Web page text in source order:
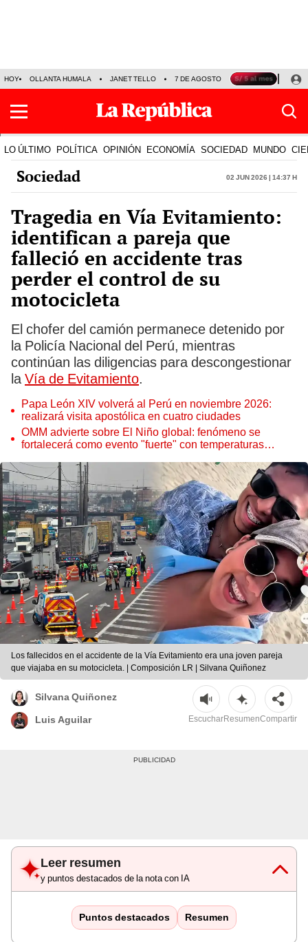
HOY OLLANTA HUMALA JANET TELLO 7 DE AGOSTO TINKA RESULTADOS
LO ÚLTIMO POLÍTICA OPINIÓN ECONOMÍA SOCIEDAD MUNDO
Sociedad 02 Jun 2026 | 14:37 h
Tragedia en Vía Evitamiento:
identifican a pareja que
falleció en accidente tras
perder el control de su
motocicleta
El chofer del camión permanece detenido por
la Policía Nacional del Perú, mientras
continúan las diligencias para descongestionar
la Vía de Evitamiento.
Papa León XIV volverá al Perú en noviembre 2026:
realizará visita apostólica en cuatro ciudades
OMM advierte sobre El Niño global: fenómeno se
fortalecerá como evento "fuerte" con temperaturas
Los fallecidos en el accidente de la Vía Evitamiento era una joven pareja
que viajaba en su motocicleta. | Composición LR | Silvana Quiñonez
Silvana Quiñonez
Luis Aguilar EscucharResumenCompartir
Leer resumen
y puntos destacados de la nota con IA
Puntos destacados Resumen